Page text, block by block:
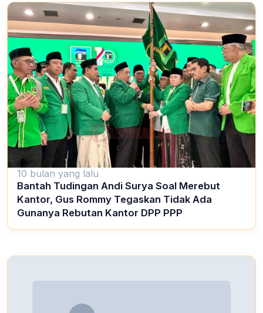
10 bulan yang lalu
Bantah Tudingan Andi Surya Soal Merebut
Kantor, Gus Rommy Tegaskan Tidak Ada
Gunanya Rebutan Kantor DPP PPP